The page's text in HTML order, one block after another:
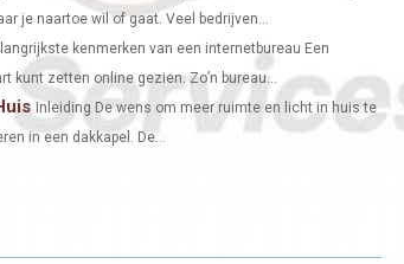
je naartoe wil of gaat. Veel bedrijven...
kenmerken van een internetbureau Een
zetten online gezien. Zo’n bureau...
Inleiding De wens om meer ruimte en licht in huis te
in een dakkapel. De...